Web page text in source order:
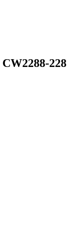
228